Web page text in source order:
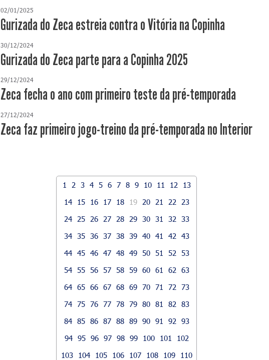
02/01/2025
Gurizada do Zeca estreia contra o Vitória na Copinha
30/12/2024
Gurizada do Zeca parte para a Copinha 2025
29/12/2024
Zeca fecha o ano com primeiro teste da pré-temporada
27/12/2024
Zeca faz primeiro jogo-treino da pré-temporada no Interior
1 2 3 4 5 6 7 8 9 10 11 12
13
14
15 16 17 18 19 20 21 22
23
24
25 26 27 28 29 30 31 32
33
34 35 36 37 38 39 40 41 42
43
44 45 46 47 48 49 50 51 52
53
54 55 56 57 58 59 60 61 62
63
64 65 66 67 68 69 70 71 72
73
74 75 76 77 78 79 80 81 82
83
84 85 86 87 88 89 90 91 92
93
94 95 96 97 98 99 100 101
102
103
104 105 106 107 108 109
110